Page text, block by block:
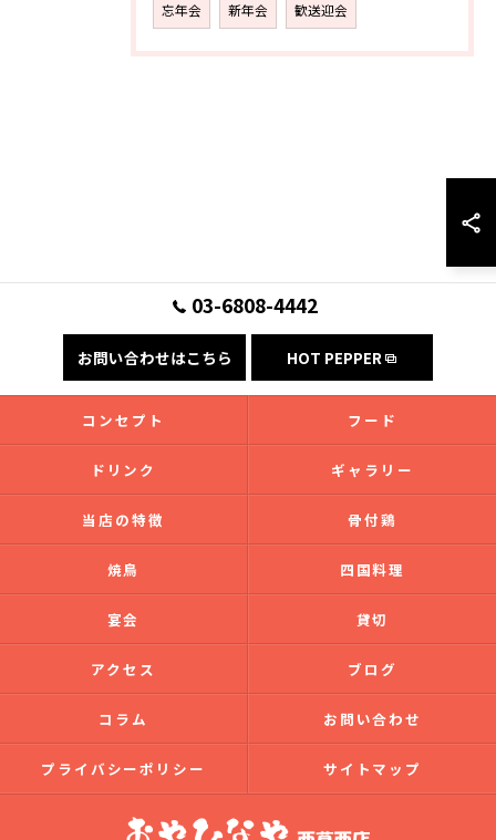
忘年会 新年会 歓送迎会
03-6808-4442
お問い合わせはこちら HOT PEPPER
コンセプト フード
ドリンク ギャラリー
当店の特徴 骨付鶏
焼鳥 四国料理
宴会 貸切
アクセス ブログ
コラム お問い合わせ
プライバシーポリシー サイトマップ